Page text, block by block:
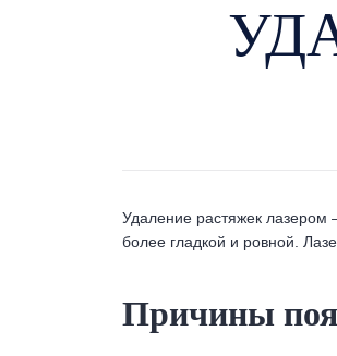
Удаление растяжек лазером
более гладкой и ровной.
Причины